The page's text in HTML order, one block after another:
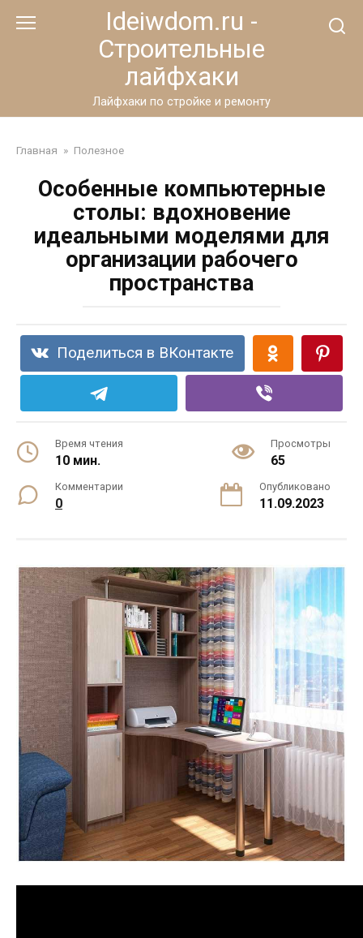
Ideiwdom.ru -
Строительные
лайфхаки
Лайфхаки по стройке и ремонту
Главная » Полезное
Особенные компьютерные
столы: вдохновение
идеальными моделями для
организации рабочего
пространства
Поделиться в ВКонтакте
Время чтения
10 мин.
Просмотры
65
Комментарии
0
Опубликовано
11.09.2023